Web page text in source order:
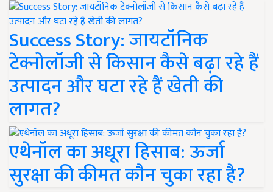
Success Story: जायटॉनिक
टेक्नोलॉजी से किसान कैसे बढ़ा रहे हैं
उत्पादन और घटा रहे हैं खेती की
लागत?
एथेनॉल का अधूरा हिसाब: ऊर्जा
सुरक्षा की कीमत कौन चुका रहा है?